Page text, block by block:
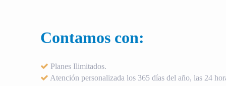
Contamos con:
Planes Ilimitados.
Atención personalizada los 365 días del año, las 24